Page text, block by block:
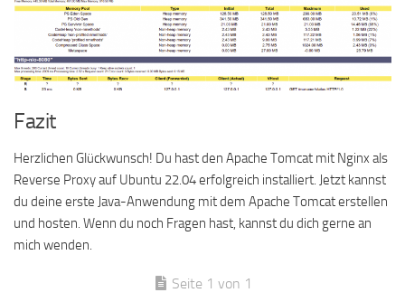
Fazit
Herzlichen Glückwunsch! Du hast den Apache Tomcat mit Nginx als
Reverse Proxy auf Ubuntu 22.04 erfolgreich installiert. Jetzt kannst
du deine erste Java-Anwendung mit dem Apache Tomcat erstellen
und hosten. Wenn du noch Fragen hast, kannst du dich gerne an
mich wenden.
Seite 1 von 1